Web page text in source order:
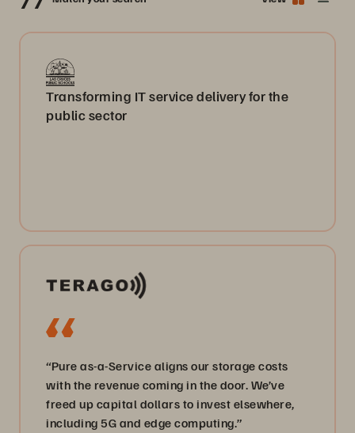
Transforming IT service delivery for the
public sector
“Pure as-a-Service aligns our storage costs
with the revenue coming in the door. We’ve
freed up capital dollars to invest elsewhere,
including 5G and edge computing.”